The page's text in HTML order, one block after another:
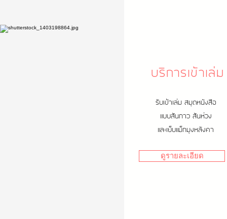
บริการเข้าเล่ม
รับเข้าเล่ม สมุดหนังสือ
แบบสันกาว สันห่วง
และเย็บแม็กมุงหลังคา
ดูรายละเอียด